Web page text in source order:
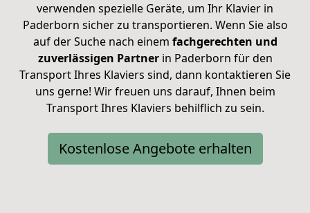
verwenden spezielle Geräte, um Ihr Klavier in
Paderborn sicher zu transportieren. Wenn Sie also
auf der Suche nach einem fachgerechten und
zuverlässigen Partnerin Paderborn für den
Transport Ihres Klaviers sind, dann kontaktieren Sie
uns gerne! Wir freuen uns darauf, Ihnen beim
Transport Ihres Klaviers behilflich zu sein.
Kostenlose Angebote erhalten